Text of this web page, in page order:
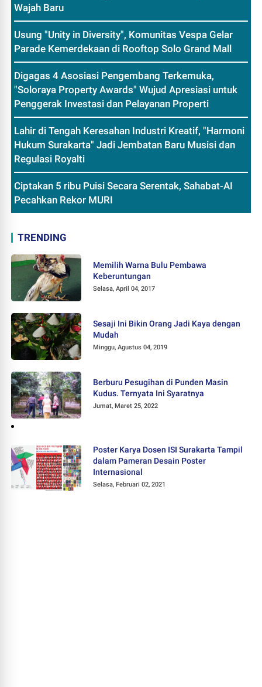
Wajah Baru
Usung "Unity in Diversity", Komunitas Vespa Gelar
Parade Kemerdekaan di Rooftop Solo Grand Mall
Digagas 4 Asosiasi Pengembang Terkemuka,
"Soloraya Property Awards" Wujud Apresiasi untuk
Penggerak Investasi dan Pelayanan Properti
Lahir di Tengah Keresahan Industri Kreatif, "Harmoni
Hukum Surakarta" Jadi Jembatan Baru Musisi dan
Regulasi Royalti
Ciptakan 5 ribu Puisi Secara Serentak, Sahabat-AI
Pecahkan Rekor MURI
TRENDING
Memilih Warna Bulu Pembawa
Keberuntungan
Selasa, April 04, 2017
Sesaji Ini Bikin Orang Jadi Kaya dengan
Mudah
Minggu, Agustus 04, 2019
Berburu Pesugihan di Punden Masin
Kudus. Ternyata Ini Syaratnya
Jumat, Maret 25, 2022
Poster Karya Dosen ISI Surakarta Tampil
dalam Pameran Desain Poster
Internasional
Selasa, Februari 02, 2021